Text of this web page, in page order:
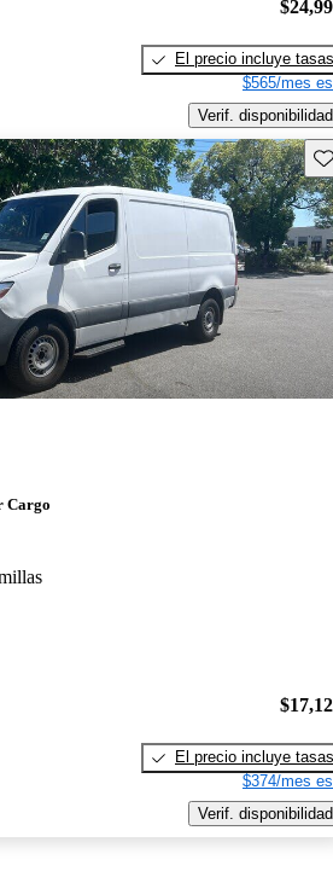
El precio incluye tasas
$565/mes
Verif. disponibilidad
Cargo
El precio incluye tasas
$374/mes
Verif. disponibilidad